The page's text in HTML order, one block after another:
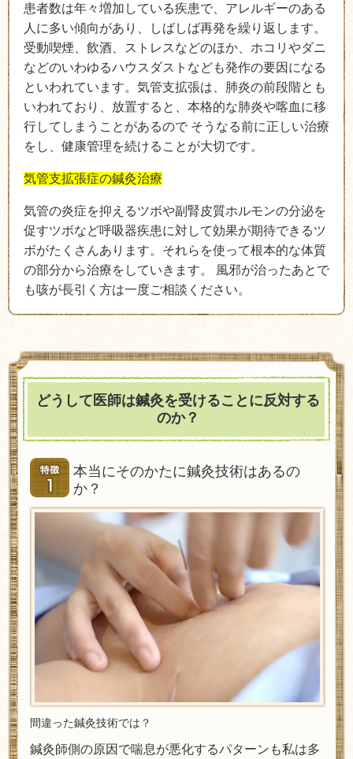
患者数は年々増加している疾患で、アレルギーのある
人に多い傾向があり、しばしば再発を繰り返します。
受動喫煙、飲酒、ストレスなどのほか、ホコリやダニ
などのいわゆるハウスダストなども発作の要因になる
といわれています。気管支拡張は、肺炎の前段階とも
いわれており、放置すると、本格的な肺炎や喀血に移
行してしまうことがあるので そうなる前に正しい治療
をし、健康管理を続けることが大切です。
気管支拡張症の鍼灸治療
気管の炎症を抑えるツボや副腎皮質ホルモンの分泌を
促すツボなど呼吸器疾患に対して効果が期待できるツ
ボがたくさんあります。それらを使って根本的な体質
の部分から治療をしていきます。 風邪が治ったあとで
も咳が長引く方は一度ご相談ください。
どうして医師は鍼灸を受けることに反対する
のか？
本当にそのかたに鍼灸技術はあるの
か？
間違った鍼灸技術では？
鍼灸師側の原因で喘息が悪化するパターンも私は多